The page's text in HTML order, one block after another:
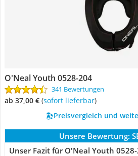
O'Neal Youth 0528-204
341 Bewertungen
ab 37,00 € ( Sofort lieferbar)
Preisvergleich und
Unsere Bewertung:
Unser Fazit für O'Neal Youth